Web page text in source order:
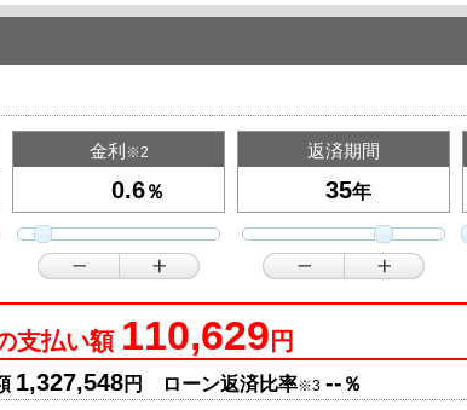
金利 ※2
％
返済期間
年
支払い額 110,629 円
1,327,548円 ローン返済比率※3 -- ％